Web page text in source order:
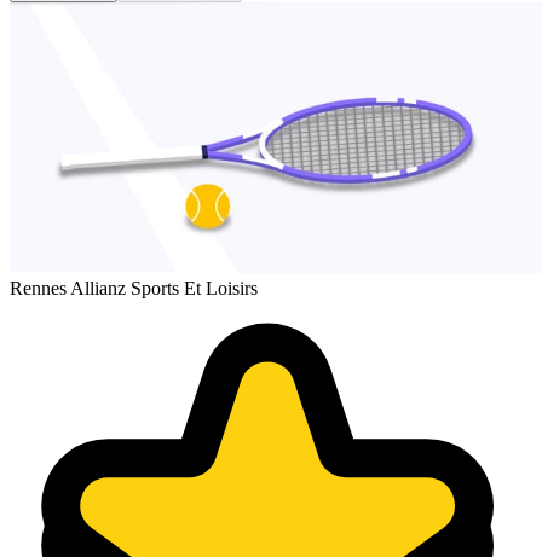
Rennes Allianz Sports Et Loisirs